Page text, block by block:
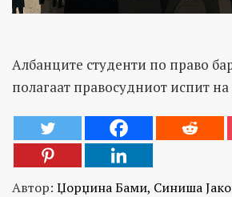
Албанците студенти по право
полагаат правосудниот испит на
Автор: Џорџина Бами, Синиша